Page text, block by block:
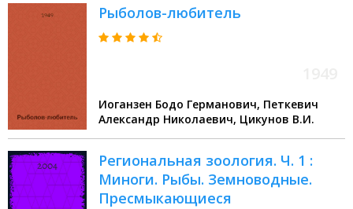
Рыболов-любитель
Иоганзен Бодо Германович, Петкевич
Александр Николаевич, Цикунов В.И.
Региональная зоология. Ч. 1 :
Миноги. Рыбы. Земноводные.
Пресмыкающиеся